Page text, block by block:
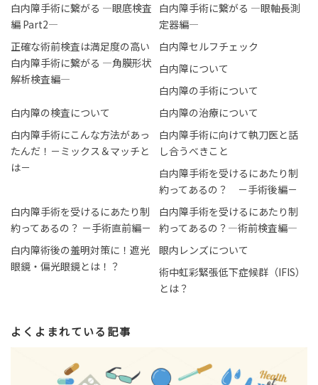
白内障手術に繋がる ―眼底検査
編 Part2―
白内障手術に繋がる ―眼軸長測
定器編―
正確な術前検査は満足度の高い
白内障手術に繋がる ―角膜形状
解析検査編―
白内障セルフチェック
白内障について
白内障の手術について
白内障の検査について
白内障の治療について
白内障手術にこんな方法があっ
たんだ！－ミックス＆マッチと
は－
白内障手術に向けて執刀医と話
し合うべきこと
白内障手術を受けるにあたり制
約ってあるの？ －手術後編－
白内障手術を受けるにあたり制
約ってあるの？ －手術直前編－
白内障手術を受けるにあたり制
約ってあるの？―術前検査編―
白内障術後の羞明対策に！遮光
眼鏡・偏光眼鏡とは！？
眼内レンズについて
術中虹彩緊張低下症候群（IFIS）
とは？
よくよまれている記事